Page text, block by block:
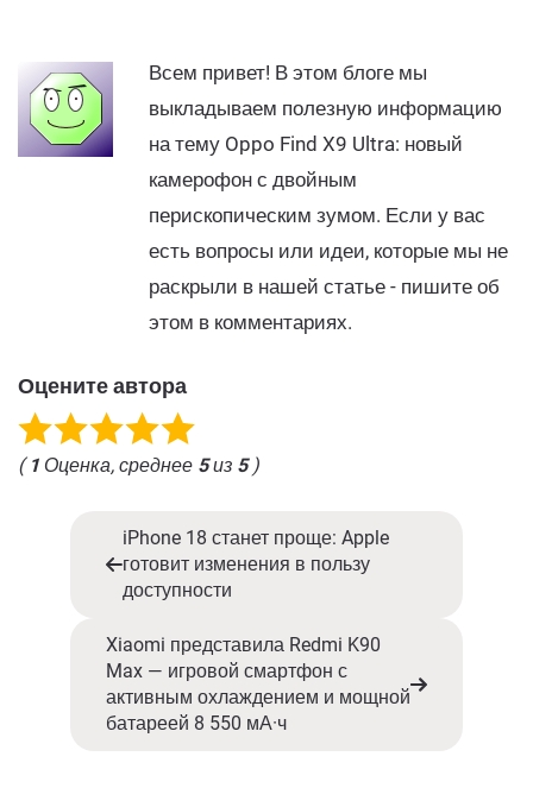
Всем привет! В этом блоге мы
выкладываем полезную информацию
на тему Oppo Find X9 Ultra: новый
камерофон с двойным
перископическим зумом. Если у вас
есть вопросы или идеи, которые мы не
раскрыли в нашей статье - пишите об
этом в комментариях.
Оцените автора
( 1 Оценка, среднее 5из 5)
iPhone 18 станет проще: Apple
готовит изменения в пользу
доступности
Xiaomi представила Redmi K90
Max — игровой смартфон с
активным охлаждением и мощной
батареей 8 550 мА·ч